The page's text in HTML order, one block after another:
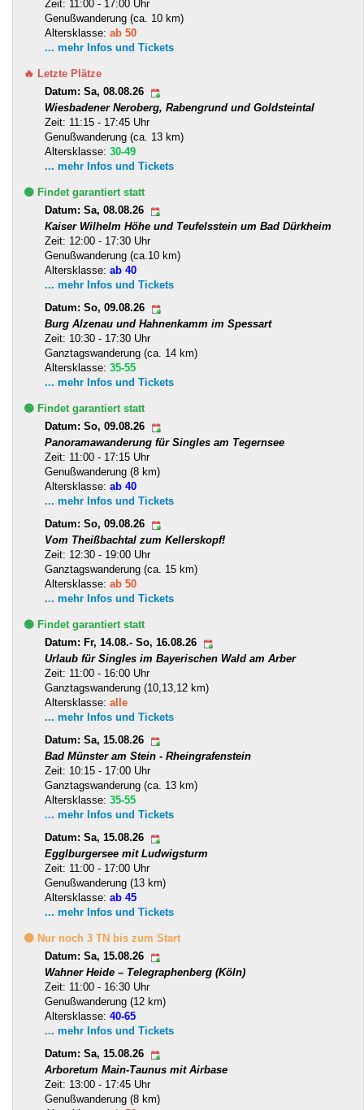
Zeit: 11:00 - 17:00 Uhr
Genußwanderung (ca. 10 km)
Altersklasse: ab 50
... mehr Infos und Tickets
🔥 Letzte Plätze
Datum: Sa, 08.08.26
Wiesbadener Neroberg, Rabengrund und Goldsteintal
Zeit: 11:15 - 17:45 Uhr
Genußwanderung (ca. 13 km)
Altersklasse: 30-49
... mehr Infos und Tickets
🟢 Findet garantiert statt
Datum: Sa, 08.08.26
Kaiser Wilhelm Höhe und Teufelsstein um Bad Dürkheim
Zeit: 12:00 - 17:30 Uhr
Genußwanderung (ca.10 km)
Altersklasse: ab 40
... mehr Infos und Tickets
Datum: So, 09.08.26
Burg Alzenau und Hahnenkamm im Spessart
Zeit: 10:30 - 17:30 Uhr
Ganztagswanderung (ca. 14 km)
Altersklasse: 35-55
... mehr Infos und Tickets
🟢 Findet garantiert statt
Datum: So, 09.08.26
Panoramawanderung für Singles am Tegernsee
Zeit: 11:00 - 17:15 Uhr
Genußwanderung (8 km)
Altersklasse: ab 40
... mehr Infos und Tickets
Datum: So, 09.08.26
Vom Theißbachtal zum Kellerskopf!
Zeit: 12:30 - 19:00 Uhr
Ganztagswanderung (ca. 15 km)
Altersklasse: ab 50
... mehr Infos und Tickets
🟢 Findet garantiert statt
Datum: Fr, 14.08.- So, 16.08.26
Urlaub für Singles im Bayerischen Wald am Arber
Zeit: 11:00 - 16:00 Uhr
Ganztagswanderung (10,13,12 km)
Altersklasse: alle
... mehr Infos und Tickets
Datum: Sa, 15.08.26
Bad Münster am Stein - Rheingrafenstein
Zeit: 10:15 - 17:00 Uhr
Ganztagswanderung (ca. 13 km)
Altersklasse: 35-55
... mehr Infos und Tickets
Datum: Sa, 15.08.26
Egglburgersee mit Ludwigsturm
Zeit: 11:00 - 17:00 Uhr
Genußwanderung (13 km)
Altersklasse: ab 45
... mehr Infos und Tickets
🟡 Nur noch 3 TN bis zum Start
Datum: Sa, 15.08.26
Wahner Heide – Telegraphenberg (Köln)
Zeit: 11:00 - 16:30 Uhr
Genußwanderung (12 km)
Altersklasse: 40-65
... mehr Infos und Tickets
Datum: Sa, 15.08.26
Arboretum Main-Taunus mit Airbase
Zeit: 13:00 - 17:45 Uhr
Genußwanderung (8 km)